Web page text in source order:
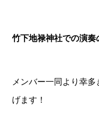
竹下地禄神社での演奏
メンバー一同より幸
げます！